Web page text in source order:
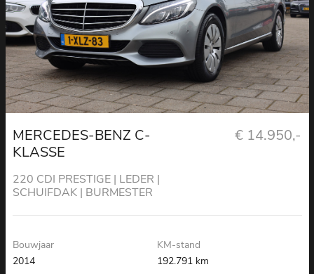
MERCEDES-BENZ C-
KLASSE
220 CDI PRESTIGE | LEDER |
SCHUIFDAK | BURMESTER
€ 14.950,-
Bouwjaar
2014
KM-stand
192.791 km